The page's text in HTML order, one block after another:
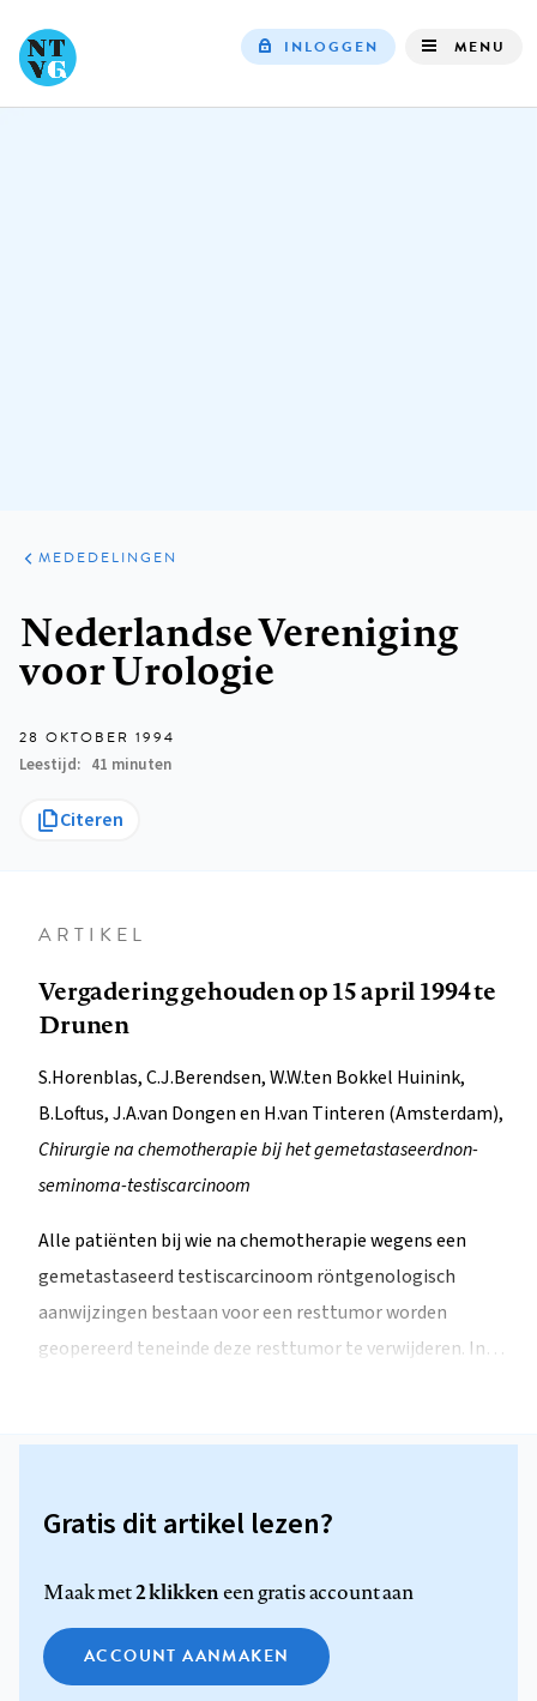
INLOGGEN MENU
ARTIKELEN
VARIA
MEDEDELINGEN
Nederlandse Vereniging
voor Urologie
28 OKTOBER 1994
Leestijd
41 minuten
Citeren
ARTIKEL
Vergadering gehouden op 15 april 1994 te
Drunen
S.Horenblas, C.J.Berendsen, W.W.ten Bokkel Huinink,
B.Loftus, J.A.van Dongen en H.van Tinteren (Amsterdam),
Chirurgie na chemotherapie bij het gemetastaseerdnon-
seminoma-testiscarcinoom
Alle patiënten bij wie na chemotherapie wegens een
gemetastaseerd testiscarcinoom röntgenologisch
aanwijzingen bestaan voor een resttumor worden
geopereerd teneinde deze resttumor te verwijderen. In…
Gratis dit artikel lezen?
Maak met2 klikkeneen gratis account aan
ACCOUNT AANMAKEN